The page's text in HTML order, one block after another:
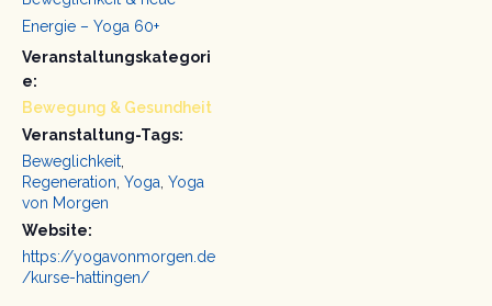
Energie – Yoga 60+
Veranstaltungskategori
e:
Bewegung & Gesundheit
Veranstaltung-Tags:
Beweglichkeit,
Regeneration, Yoga, Yoga
von Morgen
Website:
https://yogavonmorgen.de
/kurse-hattingen/